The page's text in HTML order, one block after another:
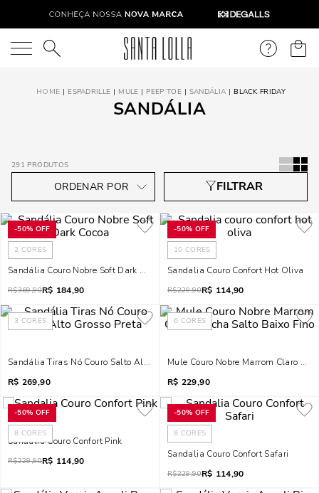
O que você está procurando?
ESPADRILLE MULE PEEP TOE SANDÁLIA BLACK FRIDAY
SANDÁLIA
291 PRODUTOS
-50% OFF
2 CORES
Sandália Couro Nobre Soft Dark Cocoa
R$369,90R$ 184,90
-50% OFF
10 CORES
Sandalia Couro Confort Hot Oliva
R$229,90R$ 114,90
3 CORES
Sandália Tiras Nó Couro Salto Alto Grosso Preta
R$ 269,90
6 CORES
Mule Couro Nobre Marrom Claro
R$ 229,90
-50% OFF
8 CORES
Sandalia Couro Confort Pink
R$229,90R$ 114,90
-50% OFF
8 CORES
Sandalia Couro Confort Safari
R$229,90R$ 114,90